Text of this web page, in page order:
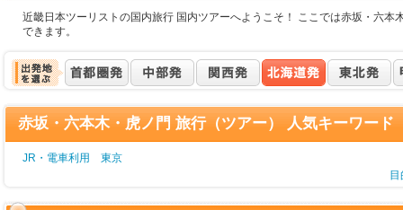
近畿日本ツーリストの国内旅行 国内ツアーへようこそ！ ここでは赤坂・六本
できます。
赤坂・六本木・虎ノ門 旅行（ツアー） 人気キーワード
JR・電車利用 東京